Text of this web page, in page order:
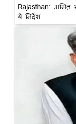
Rajasthan:
ये निर्देश